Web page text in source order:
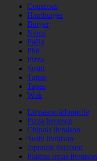
Couscous
Hamburger
Burger
Nems
Paëla
Phö
Pizza
Sushi
Tajine
Tapas
Wok
Livraison àdomicile
Pizza livraison
Chinois livraison
Sushi livraison
Japonais livraison
Plateau repas livraison